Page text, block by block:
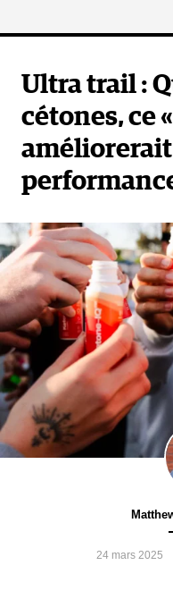
Ultra trail :
cétones, ce
24 mars 2025